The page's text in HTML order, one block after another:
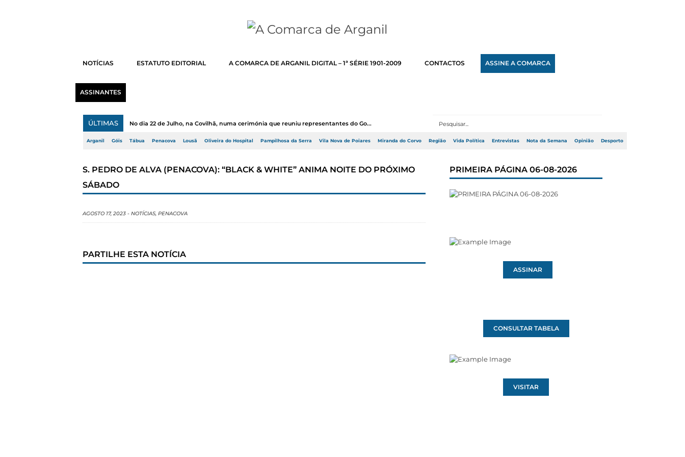
NOTÍCIAS ESTATUTO EDITORIAL A COMARCA DE ARGANIL DIGITAL – 1ª SÉRIE 1901-2009 CONTACTOS ASSINE A COMARCA
ASSINANTES
ÚLTIMAS No dia 22 de Julho, na Covilhã, numa cerimónia que reuniu representantes do Go...
Arganil Góis Tábua Penacova Lousã Oliveira do Hospital Pampilhosa da Serra Vila Nova de Poiares Miranda do Corvo Região Vida Política Entrevistas Nota da Semana Opinião Desporto
S. PEDRO DE ALVA (PENACOVA): “BLACK & WHITE” ANIMA NOITE DO PRÓXIMO
SÁBADO
AGOSTO 17, 2023 - NOTÍCIAS, PENACOVA
PARTILHE ESTA NOTÍCIA
PRIMEIRA PÁGINA 06-08-2026
ASSINAR
CONSULTAR TABELA
VISITAR